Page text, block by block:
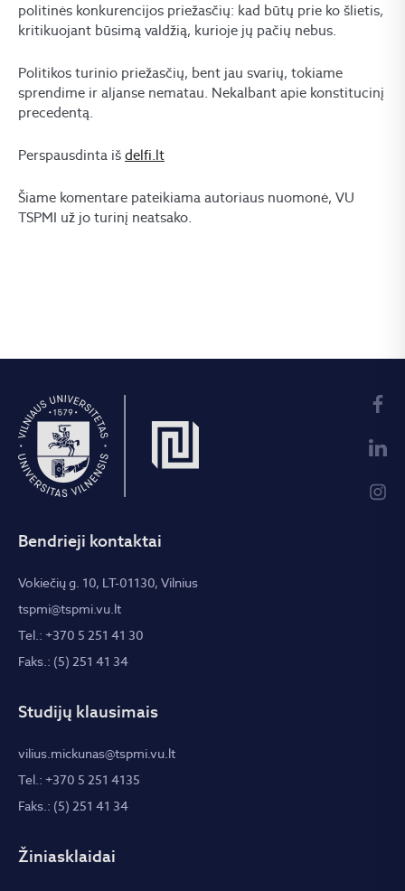
politinės konkurencijos priežasčių: kad būtų prie ko šlietis,
kritikuojant būsimą valdžią, kurioje jų pačių nebus.
Politikos turinio priežasčių, bent jau svarių, tokiame
sprendime ir aljanse nematau. Nekalbant apie konstitucinį
precedentą.
Perspausdinta iš delfi.lt
Šiame komentare pateikiama autoriaus nuomonė, VU
TSPMI už jo turinį neatsako.
Bendrieji kontaktai
Vokiečių g. 10, LT-01130, Vilnius
tspmi@tspmi.vu.lt
Tel.: +370 5 251 41 30
Faks.: (5) 251 41 34
Studijų klausimais
vilius.mickunas@tspmi.vu.lt
Tel.: +370 5 251 4135
Faks.: (5) 251 41 34
Žiniasklaidai